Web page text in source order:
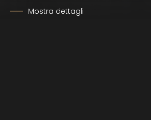
Mostra dettagli